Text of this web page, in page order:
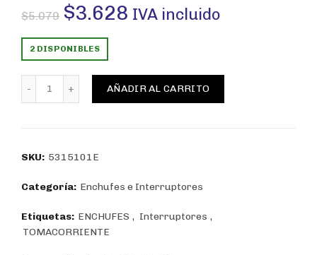
$5.079 El
precio
original
era:
$3.628 El
actual
es:
IVA incluido
2 DISPONIBLES
Toma USB 5V C.C. 1100MA blanco armado blanca
AÑADIR AL CARRITO
SKU: 5315101E
Categoría: Enchufes e Interruptores
Etiquetas: ENCHUFES , Interruptores ,
TOMACORRIENTE